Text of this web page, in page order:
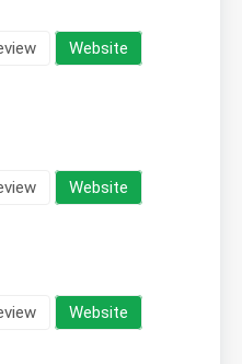
Website
Website
Website